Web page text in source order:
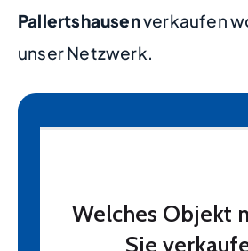
Pallertshausenverkaufen
unser Netzwerk.